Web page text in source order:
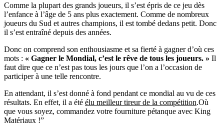
Comme la plupart des grands joueurs, il s’est épris de ce jeu dès
l’enfance à l’âge de 5 ans plus exactement. Comme de nombreux
joueurs du Sud et autres champions, il est tombé dedans petit. Donc
il s’est entraîné depuis des années.
Donc on comprend son enthousiasme et sa fierté à gagner d’où ces
mots : « Gagner le Mondial, c’est le rêve de tous les joueurs. » Il
faut dire que ce n’est pas tous les jours que l’on a l’occasion de
participer à une telle rencontre.
En attendant, il s’est donné à fond pendant ce mondial au vu de ces
résultats. En effet, il a été élu meilleur tireur de la compétition.Où
que vous soyez, commandez votre fourniture pétanque avec King
Matériaux !”